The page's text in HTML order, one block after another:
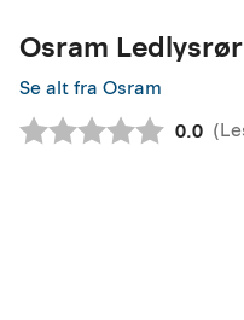
Osram
Se alt fra Osram
0.0 (